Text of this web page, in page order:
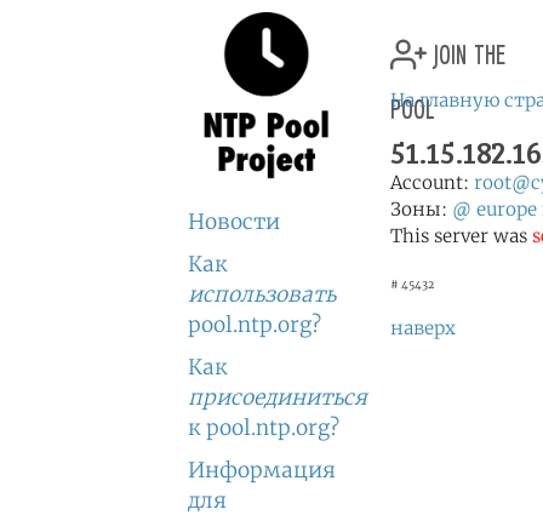
Новости
Как
использовать
pool.ntp.org?
Как
присоединиться
к pool.ntp.org?
Информация
для
join the
pool
На главную
Account:
Зоны: @ europe
This server was
# 45432
наверх